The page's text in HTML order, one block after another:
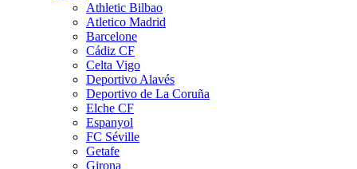
Athletic Bilbao
Atletico Madrid
Barcelone
Cádiz CF
Celta Vigo
Deportivo Alavés
Deportivo de La Coruña
Elche CF
Espanyol
FC Séville
Getafe
Girona